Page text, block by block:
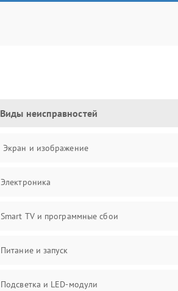
Виды неисправностей
Экран и изображение
Электроника
Smart TV и программные сбои
Питание и запуск
Подсветка и LED-модули